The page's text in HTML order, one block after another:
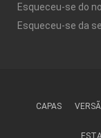
Esqueceu-se do
Esqueceu-se da
CAPAS